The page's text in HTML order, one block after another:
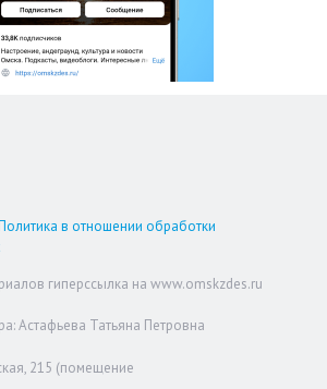
в отношении обработки
гиперссылка на www.omskzdes.ru
Астафьева Татьяна Петровна
215 (помещение